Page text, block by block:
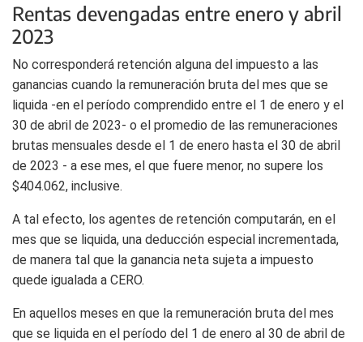
Rentas devengadas entre enero y abril
2023
No corresponderá retención alguna del impuesto a las
ganancias cuando la remuneración bruta del mes que se
liquida -en el período comprendido entre el 1 de enero y el
30 de abril de 2023- o el promedio de las remuneraciones
brutas mensuales desde el 1 de enero hasta el 30 de abril
de 2023 - a ese mes, el que fuere menor, no supere los
$404.062, inclusive.
A tal efecto, los agentes de retención computarán, en el
mes que se liquida, una deducción especial incrementada,
de manera tal que la ganancia neta sujeta a impuesto
quede igualada a CERO.
En aquellos meses en que la remuneración bruta del mes
que se liquida en el período del 1 de enero al 30 de abril de